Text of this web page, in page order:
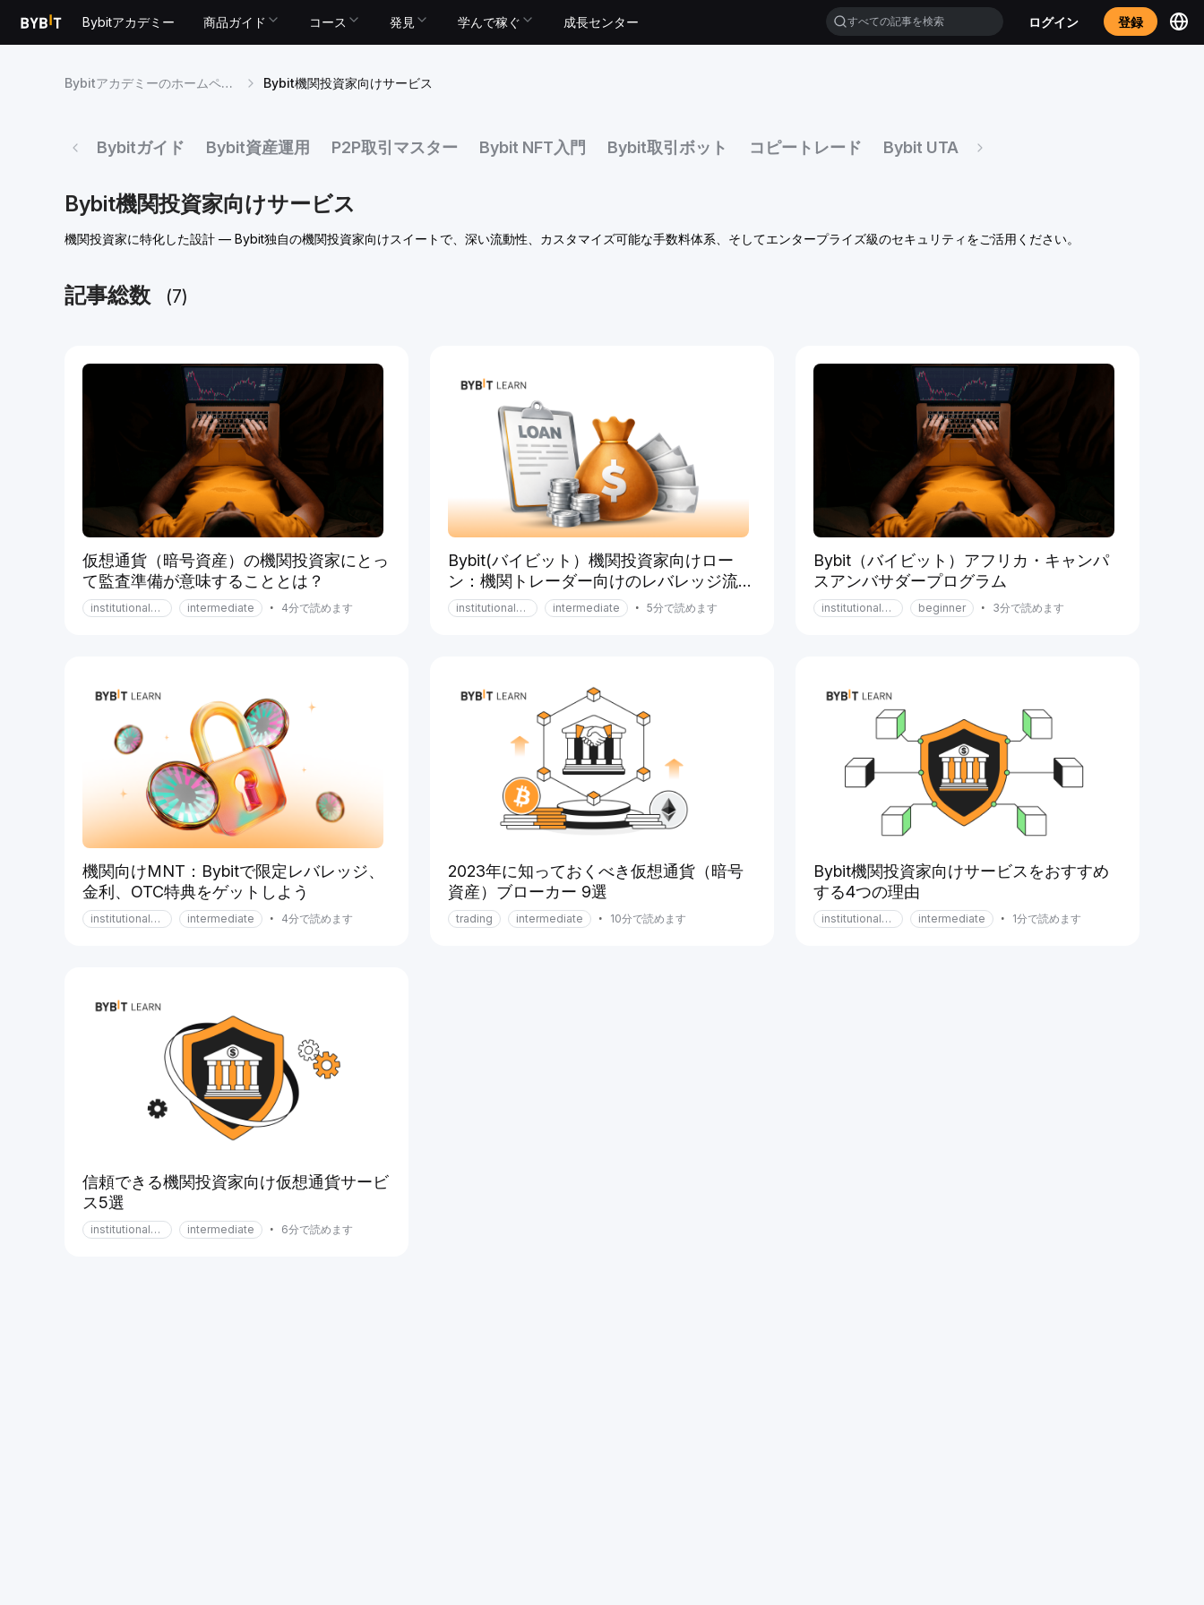
Bybitアカデミー 商品ガイド コース 発見 学んで稼ぐ 成長センター ログイン 登録
Bybitアカデミーのホームページ Bybit機関投資家向けサービス
Bybitガイド Bybit資産運用 P2P取引マスター Bybit NFT入門 Bybit取引ボット コピートレード Bybit UTA
Bybit機関投資家向けサービス
機関投資家に特化した設計 — Bybit独自の機関投資家向けスイートで、深い流動性、カスタマイズ可能な手数料体系、そしてエンタープライズ級のセキュリティをご活用ください。
記事総数 (7)
仮想通貨（暗号資産）の機関投資家にとっ
て監査準備が意味することとは？
institutional-services intermediate • 4分で読めます
Bybit(バイビット）機関投資家向けロー
ン：機関トレーダー向けのレバレッジ流動
性
institutional-services intermediate • 5分で読めます
Bybit（バイビット）アフリカ・キャンパ
スアンバサダープログラム
institutional-services beginner • 3分で読めます
機関向けMNT：Bybitで限定レバレッジ、
金利、OTC特典をゲットしよう
institutional-services intermediate • 4分で読めます
2023年に知っておくべき仮想通貨（暗号
資産）ブローカー 9選
trading intermediate • 10分で読めます
Bybit機関投資家向けサービスをおすすめ
する4つの理由
institutional-services intermediate • 1分で読めます
信頼できる機関投資家向け仮想通貨サービ
ス5選
institutional-services intermediate • 6分で読めます